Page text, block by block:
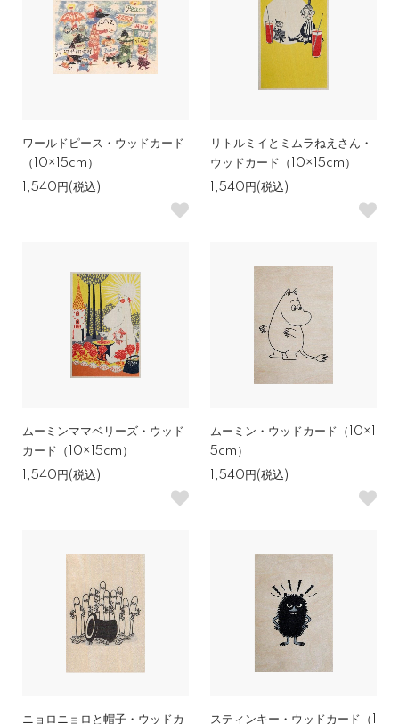
ワールドピース・ウッドカード
（10×15cm）
1,540円(税込)
リトルミイとミムラねえさん・
ウッドカード（10×15cm）
1,540円(税込)
ムーミンママベリーズ・ウッド
カード（10×15cm）
1,540円(税込)
ムーミン・ウッドカード（10×1
5cm）
1,540円(税込)
ニョロニョロと帽子・ウッドカ
スティンキー・ウッドカード（1